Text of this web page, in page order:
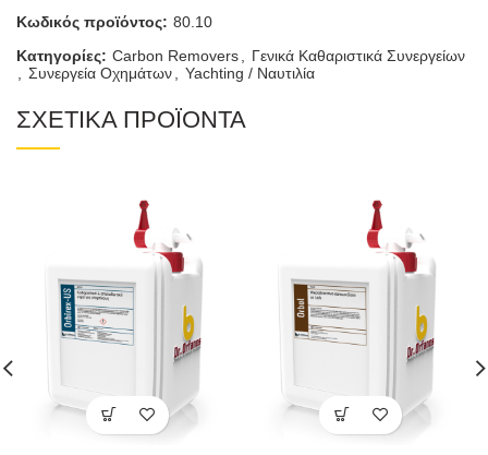
Κωδικός προϊόντος: 80.10
Κατηγορίες: Carbon Removers
Γενικά Καθαριστικά Συνεργείων
Συνεργεία Οχημάτων Yachting / Ναυτιλία
ΣΧΕΤΙΚΑ ΠΡΟΪΟΝΤΑ